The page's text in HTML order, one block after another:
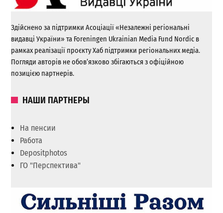
Здійснено за підтримки Асоціації «Незалежні регіональні
видавці України» та Foreningen Ukrainian Media Fund Nordic в
рамках реалізації проєкту Хаб підтримки регіональних медіа.
Погляди авторів не обов’язково збігаються з офіційною
позицією партнерів.
НАШИ ПАРТНЕРЫ
На пенсии
Работа
Depositphotos
ГО "Перспектива"